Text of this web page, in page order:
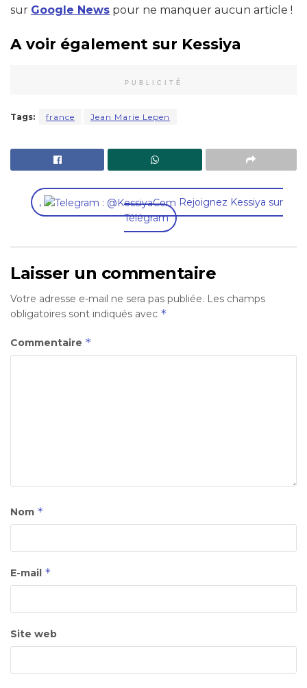
sur Google News pour ne manquer aucun article !
A voir également sur Kessiya
PUBLICITÉ
Tags: france Jean Marie Lepen
,
Rejoignez Kessiya sur
Télégram
Laisser un commentaire
Votre adresse e-mail ne sera pas publiée. Les champs
obligatoires sont indiqués avec *
Commentaire *
Nom *
E-mail *
Site web